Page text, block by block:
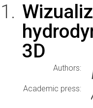
3D
Authors:
Academic press: